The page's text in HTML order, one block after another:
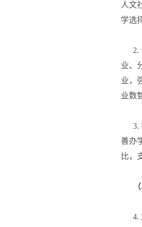
人文
学选
2.
业、
业，
业数
3.
善办
比，
4.